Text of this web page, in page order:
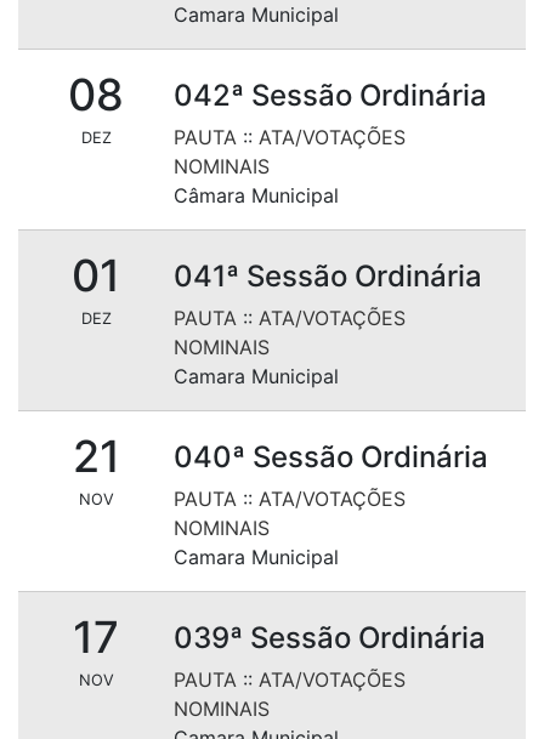
Camara Municipal
08
DEZ
042ª Sessão Ordinária
PAUTA :: ATA/VOTAÇÕES
NOMINAIS
Câmara Municipal
01
DEZ
041ª Sessão Ordinária
PAUTA :: ATA/VOTAÇÕES
NOMINAIS
Camara Municipal
21
NOV
040ª Sessão Ordinária
PAUTA :: ATA/VOTAÇÕES
NOMINAIS
Camara Municipal
17
NOV
039ª Sessão Ordinária
PAUTA :: ATA/VOTAÇÕES
NOMINAIS